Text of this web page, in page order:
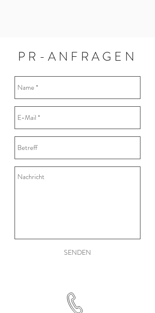
PR-ANFRAGEN
SENDEN